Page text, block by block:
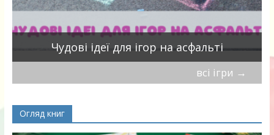
Чудові ідеї для ігор на асфальті
всі ігри →
Огляд книг